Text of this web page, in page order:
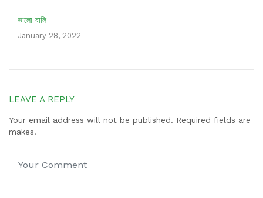
ভালো বালি
January 28, 2022
LEAVE A REPLY
Your email address will not be published. Required fields are
makes.